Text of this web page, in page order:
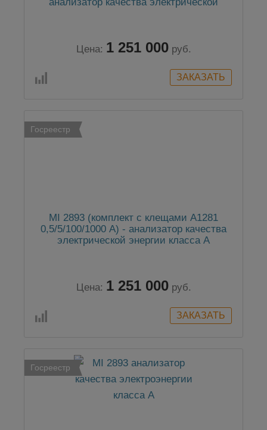
анализатор качества электрической
Цена: 1 251 000 руб.
Госреестр
MI 2893 (комплект с клещами А1281
0,5/5/100/1000 А) - анализатор качества
электрической энергии класса А
Цена: 1 251 000 руб.
Госреестр